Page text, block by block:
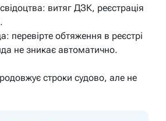
витяг ДЗК, реєстрація
перевірте обтяження в реєстрі
не зникає автоматично.
строки судово, але не